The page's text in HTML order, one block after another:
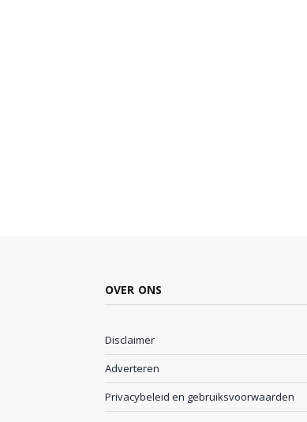
OVER ONS
Disclaimer
Adverteren
Privacybeleid en gebruiksvoorwaarden